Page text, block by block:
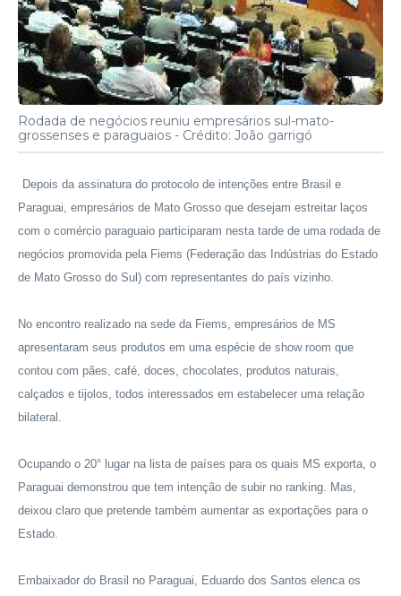
Rodada de negócios reuniu empresários sul-mato-
grossenses e paraguaios - Crédito: João garrigó
Depois da assinatura do protocolo de intenções entre Brasil e
Paraguai, empresários de Mato Grosso que desejam estreitar laços
com o comércio paraguaio participaram nesta tarde de uma rodada de
negócios promovida pela Fiems (Federação das Indústrias do Estado
de Mato Grosso do Sul) com representantes do país vizinho.
No encontro realizado na sede da Fiems, empresários de MS
apresentaram seus produtos em uma espécie de show room que
contou com pães, café, doces, chocolates, produtos naturais,
calçados e tijolos, todos interessados em estabelecer uma relação
bilateral.
Ocupando o 20° lugar na lista de países para os quais MS exporta, o
Paraguai demonstrou que tem intenção de subir no ranking. Mas,
deixou claro que pretende também aumentar as exportações para o
Estado.
Embaixador do Brasil no Paraguai, Eduardo dos Santos elenca os